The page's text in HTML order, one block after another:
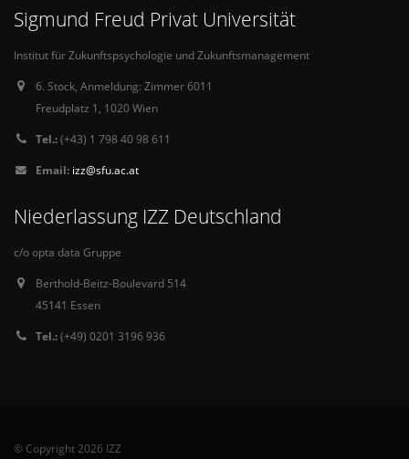
Sigmund Freud Privat Universität
Institut für Zukunftspsychologie und Zukunftsmanagement
6. Stock, Anmeldung: Zimmer 6011
Freudplatz 1, 1020 Wien
Tel.:(+43) 1 798 40 98 611
Email: izz@sfu.ac.at
Niederlassung IZZ Deutschland
c/o opta data Gruppe
Berthold-Beitz-Boulevard 514
45141 Essen
Tel.:(+49) 0201 3196 936
© Copyright 2026 IZZ